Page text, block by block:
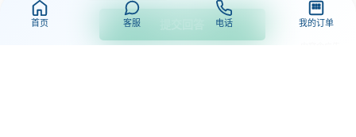
首页 客服 电话 我的订单